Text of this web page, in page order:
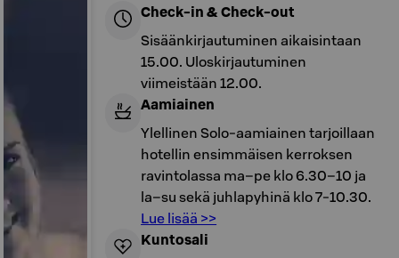
Check-in & Check-out
Sisäänkirjautuminen aikaisintaan
15.00. Uloskirjautuminen
viimeistään 12.00.
Aamiainen
Ylellinen Solo-aamiainen tarjoillaan
hotellin ensimmäisen kerroksen
ravintolassa ma–pe klo 6.30–10 ja
la–su sekä juhlapyhinä klo 7-10.30.
Lue lisää >>
Kuntosali